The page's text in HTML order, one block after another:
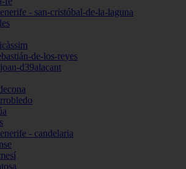
- san-cristóbal-de-la-laguna
de-los-reyes
d39alacant
- candelaria